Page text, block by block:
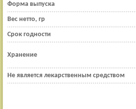
Форма выпуска
Вес нетто, гр
Срок годности
Хранение
Не является лекарственным средством